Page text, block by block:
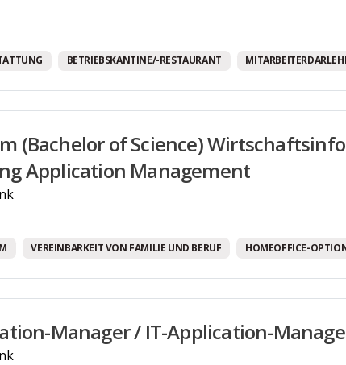
BETRIEBSKANTINE/-RESTAURANT
(Bachelor of Science)
Application Management
VEREINBARKEIT VON FAMILIE UND BERUF HOMEOFFICE-
Manager / IT-Application-